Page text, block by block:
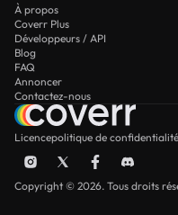
À propos
Coverr Plus
Développeurs / API
Blog
FAQ
Annoncer
Contactez-nous
Licencepolitique de confidentialité
Copyright © 2026. Tous droits